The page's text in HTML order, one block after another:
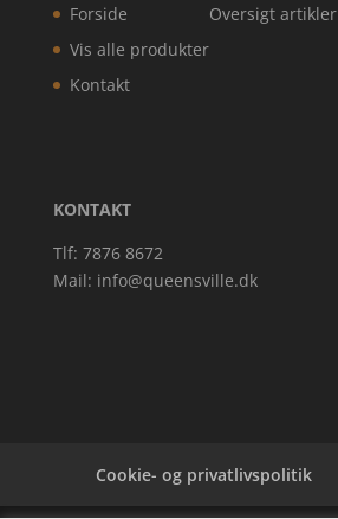
Forside
Vis alle produkter
Kontakt
Oversigt artikler
KONTAKT
Tlf: 7876 8672
Mail: info@queensville.dk
Cookie- og privatlivspolitik